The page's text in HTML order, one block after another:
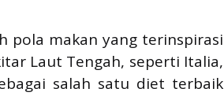
pola makan yang terinspirasi
Laut Tengah, seperti Italia,
salah satu diet terbaik